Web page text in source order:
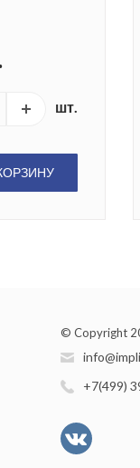
шт.
© Copyright
+7(499)